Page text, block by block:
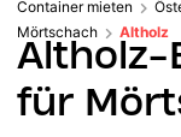
Container mieten
Mörtschach
Altholz
Altholz-
für